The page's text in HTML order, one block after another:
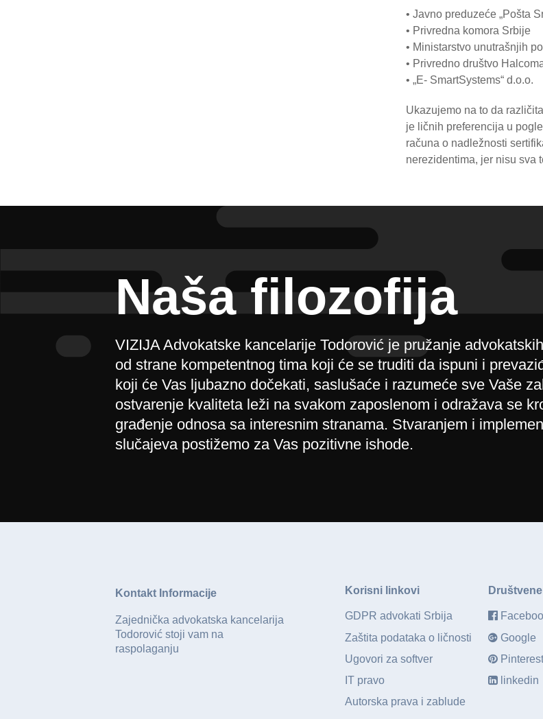
• Javno preduzeće „Pošta
• Privredna komora Srbije
• Ministarstvo unutrašnjih
• Privredno društvo
• „E- SmartSystems“ d.o.o.
Ukazujemo na to da
je ličnih preferencija u
računa o nadležnosti
nerezidentima, jer nisu sva
Naša filozofija
VIZIJA Advokatske kancelarije Todorović je pružanje
od strane kompetentnog tima koji će se truditi da ispuni i
koji će Vas ljubazno dočekati, saslušaće i razumeće sve Vaše
ostvarenje kvaliteta leži na svakom zaposlenom i odražava se
građenje odnosa sa interesnim stranama. Stvaranjem i
slučajeva postižemo za Vas pozitivne ishode.
Kontakt Informacije
Zajednička advokatska kancelarija
Todorović stoji vam na
raspolaganju
Korisni linkovi
GDPR advokati Srbija
Zaštita podataka o ličnosti
Ugovori za softver
IT pravo
Autorska prava i zablude
Google
Pinterest
linkedin